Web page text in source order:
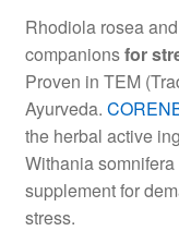
Rhodiola rosea
companionsfor
Proven in TEM
Ayurveda.
the herbal active
Withania
supplement for
stress.